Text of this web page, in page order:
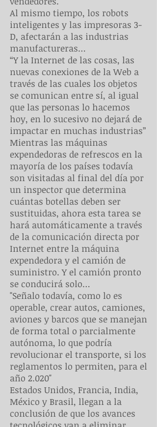
Al mismo tiempo, los robots
inteligentes y las impresoras 3-
D, afectarán a las industrias
manufactureras…
“Y la Internet de las cosas, las
nuevas conexiones de la Web a
través de las cuales los objetos
se comunican entre sí, al igual
que las personas lo hacemos
hoy, en lo sucesivo no dejará de
impactar en muchas industrias”
Mientras las máquinas
expendedoras de refrescos en la
mayoría de los países todavía
son visitadas al final del día por
un inspector que determina
cuántas botellas deben ser
sustituidas, ahora esta tarea se
hará automáticamente a través
de la comunicación directa por
Internet entre la máquina
expendedora y el camión de
suministro. Y el camión pronto
se conducirá solo…
"Señalo todavía, como lo es
operable, crear autos, camiones,
aviones y barcos que se manejan
de forma total o parcialmente
autónoma, lo que podría
revolucionar el transporte, si los
reglamentos lo permiten, para el
año 2.020"
Estados Unidos, Francia, India,
México y Brasil, llegan a la
conclusión de que los avances